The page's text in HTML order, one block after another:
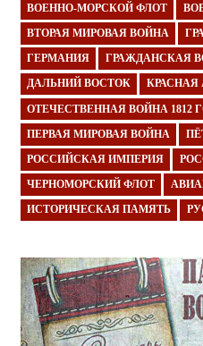
ВОЕННО-МОРСКОЙ ФЛОТ
ВТОРАЯ МИРОВАЯ ВОЙНА
ГЕРМАНИЯ ГРАЖДАНСКАЯ
ДАЛЬНИЙ ВОСТОК КРАСНАЯ
ОТЕЧЕСТВЕННАЯ ВОЙНА 1812
ПЕРВАЯ МИРОВАЯ ВОЙНА
РОССИЙСКАЯ ИМПЕРИЯ
ЧЕРНОМОРСКИЙ ФЛОТ
ИСТОРИЧЕСКАЯ ПАМЯТЬ